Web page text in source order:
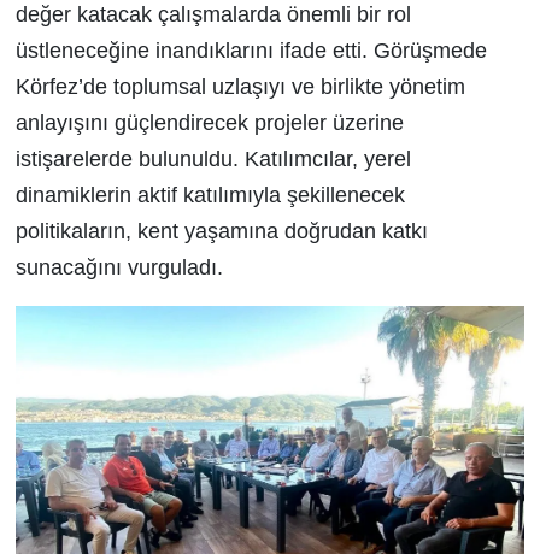
değer katacak çalışmalarda önemli bir rol
üstleneceğine inandıklarını ifade etti. Görüşmede
Körfez’de toplumsal uzlaşıyı ve birlikte yönetim
anlayışını güçlendirecek projeler üzerine
istişarelerde bulunuldu. Katılımcılar, yerel
dinamiklerin aktif katılımıyla şekillenecek
politikaların, kent yaşamına doğrudan katkı
sunacağını vurguladı.